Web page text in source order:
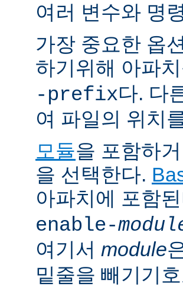
여러 변수와 명
가장 중요한 옵
하기위해 아파
-prefix다. 다
여 파일의 위치
모듈을 포함하
을 선택한다.
아파치에 포함
enable-
여기서 module
밑줄을 빼기기